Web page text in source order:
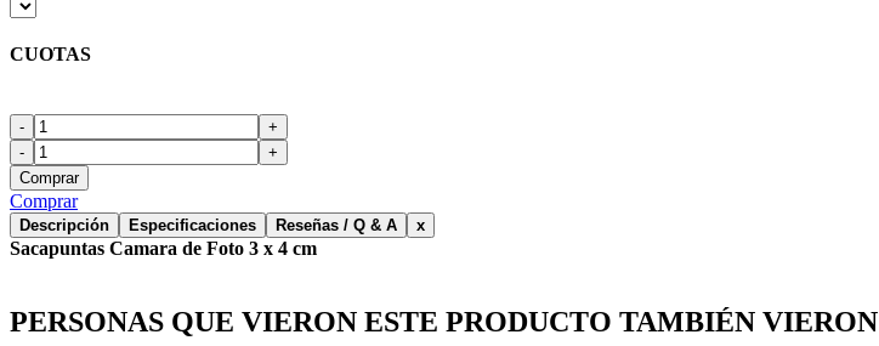
CUOTAS
-
+
-
+
Comprar
Comprar
Descripción Especificaciones Reseñas / Q & A x
Sacapuntas Camara de Foto 3 x 4 cm
PERSONAS QUE VIERON ESTE PRODUCTO TAMBIÉN VIERON